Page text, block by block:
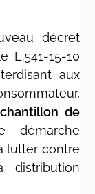
décret
L.541-15-10
aux
de
démarche
lutter contre
distribution